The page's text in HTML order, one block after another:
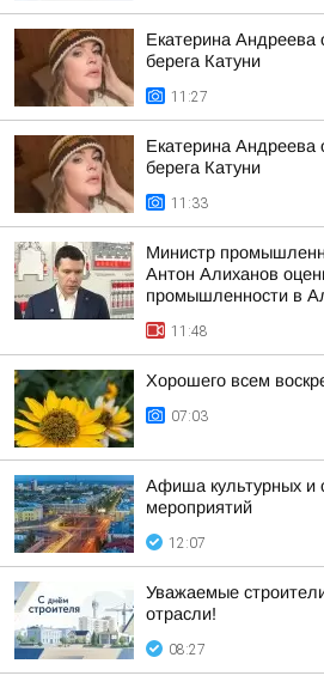
Екатерина Андреева
берега Катуни
11:27
Екатерина Андреева
берега Катуни
11:33
Министр
Антон Алиханов
промышленности в
11:48
Хорошего всем
07:03
Афиша культурных и
мероприятий
12:07
Уважаемые
отрасли!
08:27